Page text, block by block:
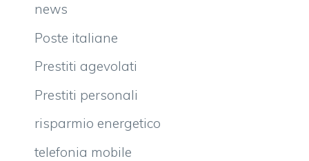
news
Poste italiane
Prestiti agevolati
Prestiti personali
risparmio energetico
telefonia mobile